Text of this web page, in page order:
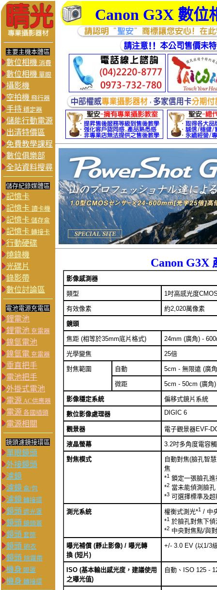
Canon G3X 數位
主要主機本體區
數位相機 消費
數位相機 單眼
攝影機
空拍機 飛行器
手持 穩定器
儲能行動電源
出清特價區
免費教學課程
數位俱樂部
全站資料搜尋
儲存紀錄媒體區
記憶卡
記憶卡 讀卡機
記憶卡 儲存盒
記憶卡 轉接卡
行動硬碟
燒錄機
光碟片
錄影帶
數位討論區
電池電源充電區
鋰電池
鋰電池 充電器
鎳氫電池
鎳氫電 充電器
垂直把手
電池把手
外掛式電池
電源 AC供應器
電源 各國插頭
電源相關
鏡頭濾鏡接環區
單眼鏡頭
外接鏡頭
濾鏡
濾鏡 盒/包
濾鏡 轉接環
鏡頭 遮光罩
鏡頭 鏡頭蓋
鏡頭 套筒
鏡頭 砲衣
鏡頭 除霧帶
機身 眼罩
機身 轉接環
Canon G3X
影像感測器
類型 1吋高感光度
有效像素 約2,020萬像素
鏡頭
焦距 (相等於35mm底片格式) 24mm (廣角) -
光學變焦 25倍
對焦範圍 自動 5cm - 無限遠 (廣
微距 5cm - 50cm (廣角)
影像穩定系統 偏移式鏡片系統
數位影像處理器 DIGIC 6
觀景器 電子觀景器EVF-
液晶螢幕 3.2吋多角度電容
對焦模式
自動對焦(臉孔智
焦
*1 鎖定一張臉孔
*2 當未能偵測臉
*3 可選擇標準及
測光系統 權衡式測光*1 / 中
*1 於臉孔對焦下偵
*2 中央對焦點/與
曝光補償 (靜止影像) / 曝光轉
換 (短片)
+/- 3.0 EV (以1/3
ISO (基本輸出感光度，建議使用
之曝光值)
自動、ISO 125 -